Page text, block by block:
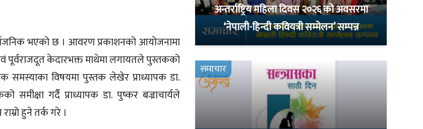
भएको छ । आवरण प्रकाशनको आयोजनामा
पूर्वराजदूत केदारभक्त माथेमा लगायतले पुस्तकको
समस्याका विषयमा पुस्तक लेखेर प्राध्यापक डा.
गर्दै प्राध्यापक डा. पुष्कर बज्राचार्यले
हुने तर्क गरे ।
अन्तर्राष्ट्रिय महिला दिवस २०२६ को अवसरमा
‘नेपाली-हिन्दी कवियत्री सम्मेलन’ सम्पन्न
समाचार